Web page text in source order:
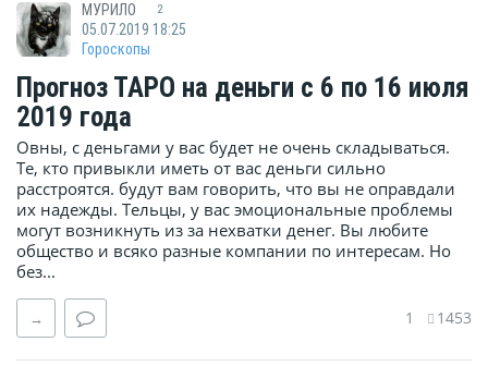
МУРИЛО 2
05.07.2019 18:25
Гороскопы
Прогноз ТАРО на деньги с 6 по 16 июля
2019 года
Овны, с деньгами у вас будет не очень складываться.
Те, кто привыкли иметь от вас деньги сильно
расстроятся. будут вам говорить, что вы не оправдали
их надежды. Тельцы, у вас эмоциональные проблемы
могут возникнуть из за нехватки денег. Вы любите
общество и всяко разные компании по интересам. Но
без...
→ 1 1453